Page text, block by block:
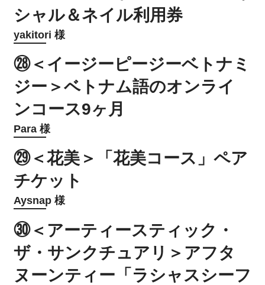
シャル＆ネイル利用券
yakitori 様
㉘＜イージーピージーベトナミ
ジー＞ベトナム語のオンライ
ンコース9ヶ月
Para 様
㉙＜花美＞「花美コース」ペア
チケット
Aysnap 様
㉚＜アーティースティック・
ザ・サンクチュアリ＞アフタ
ヌーンティー「ラシャスシーフ